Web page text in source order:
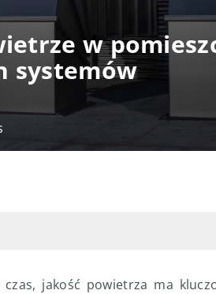
w
systemów
jakość powietrza ma